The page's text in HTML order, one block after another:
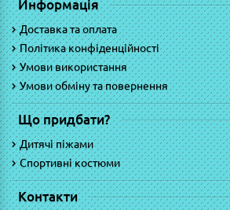
Информація
Доставка та оплата
Політика конфіденційності
Умови використання
Умови обміну та повернення
Що придбати?
Дитячі піжами
Спортивні костюми
Контакти